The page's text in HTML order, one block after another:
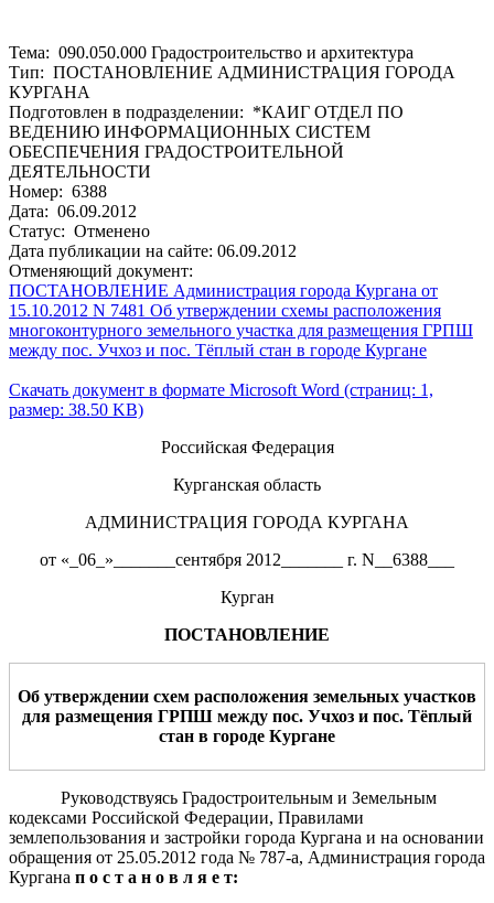
Тема: 090.050.000 Градостроительство и архитектура
Тип: ПОСТАНОВЛЕНИЕ АДМИНИСТРАЦИЯ ГОРОДА
КУРГАНА
Подготовлен в подразделении: *КАИГ ОТДЕЛ ПО
ВЕДЕНИЮ ИНФОРМАЦИОННЫХ СИСТЕМ
ОБЕСПЕЧЕНИЯ ГРАДОСТРОИТЕЛЬНОЙ
ДЕЯТЕЛЬНОСТИ
Номер: 6388
Дата: 06.09.2012
Статус: Отменено
Дата публикации на сайте: 06.09.2012
Отменяющий документ:
ПОСТАНОВЛЕНИЕ Администрация города Кургана от
15.10.2012 N 7481 Об утверждении схемы расположения
многоконтурного земельного участка для размещения ГРПШ
между пос. Учхоз и пос. Тёплый стан в городе Кургане
Скачать документ в формате Microsoft Word (страниц: 1,
размер: 38.50 KB)
Российская Федерация
Курганская область
АДМИНИСТРАЦИЯ ГОРОДА КУРГАНА
от «_06_»_______сентября 2012_______ г. N__6388___
Курган
ПОСТАНОВЛЕНИЕ
Об утверждении схем расположения земельных участков
для размещения ГРПШ между пос. Учхоз и пос. Тёплый
стан в городе Кургане
Руководствуясь Градостроительным и Земельным
кодексами Российской Федерации, Правилами
землепользования и застройки города Кургана и на основании
обращения от 25.05.2012 года № 787-а, Администрация города
Кургана п о с т а н о в л я е т: